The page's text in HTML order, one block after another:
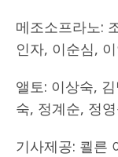
메조소프라노:
인자, 이순심,
앨토: 이상숙,
숙, 정계순, 정
기사제공: 쾰른